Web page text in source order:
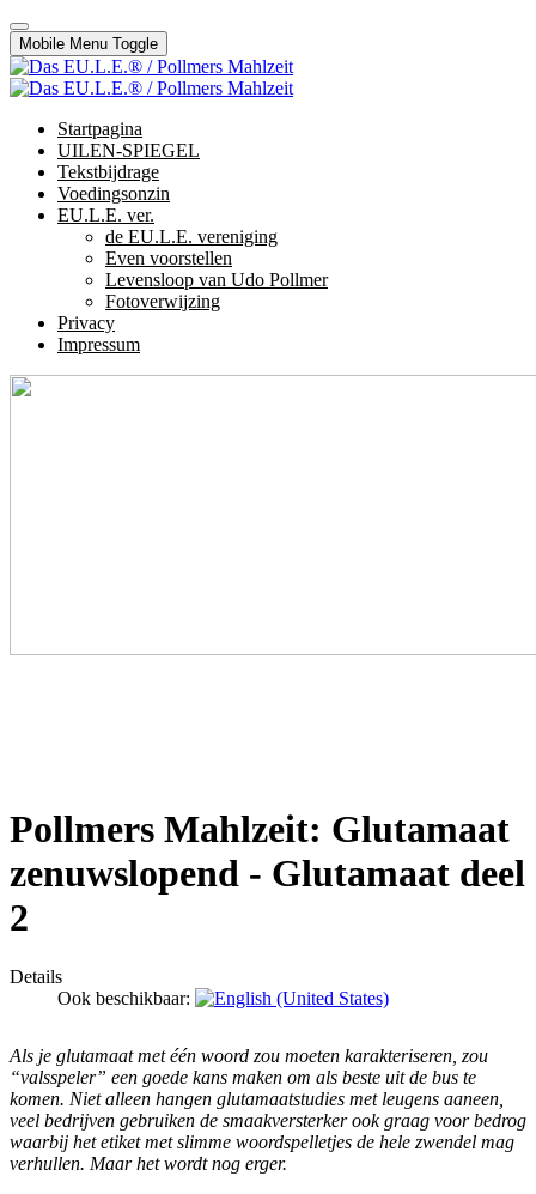
Mobile Menu Toggle
Startpagina
UILEN-SPIEGEL
Tekstbijdrage
Voedingsonzin
EU.L.E. ver.
de EU.L.E. vereniging
Even voorstellen
Levensloop van Udo Pollmer
Fotoverwijzing
Privacy
Impressum
Pollmers Mahlzeit: Glutamaat
zenuwslopend - Glutamaat deel
2
Details
Ook beschikbaar:
Als je glutamaat met één woord zou moeten karakteriseren, zou
“valsspeler” een goede kans maken om als beste uit de bus te
komen. Niet alleen hangen glutamaatstudies met leugens aaneen,
veel bedrijven gebruiken de smaakversterker ook graag voor bedrog
waarbij het etiket met slimme woordspelletjes de hele zwendel mag
verhullen. Maar het wordt nog erger.